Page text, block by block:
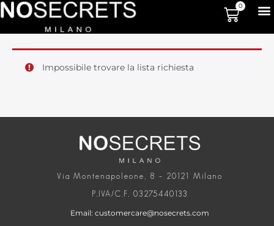
0
Impossibile trovare la lista richiesta
Via Montenapoleone, 8 – 20121 Milano
P.IVA/C.F. 03275440133
Email: customercare@nosecrets.com